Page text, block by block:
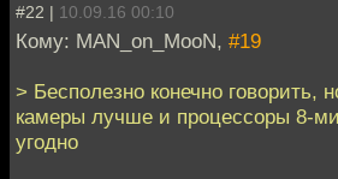
#22 | 10.09.16 00:10
Кому: MAN_on_MooN, #19
> Бесполезно конечно говорить,
камеры лучше и процессоры 8-
угодно